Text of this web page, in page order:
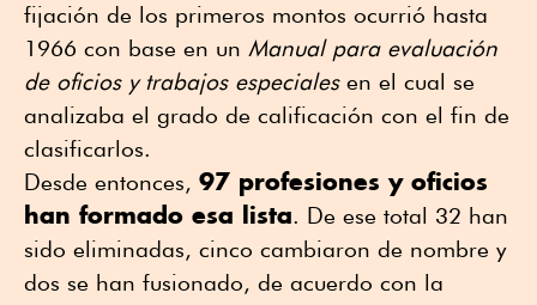
fijación de los primeros montos ocurrió hasta
1966 con base en un Manual para evaluación
de oficios y trabajos especialesen el cual se
analizaba el grado de calificación con el fin de
clasificarlos.
Desde entonces, 97 profesiones y oficios
han formado esa lista. De ese total 32 han
sido eliminadas, cinco cambiaron de nombre y
dos se han fusionado, de acuerdo con la